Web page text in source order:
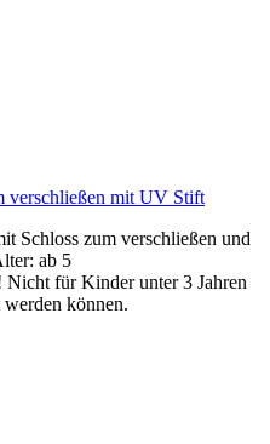
verschließen mit UV Stift
Schloss zum verschließen und
ab 5
für Kinder unter 3 Jahren
können.